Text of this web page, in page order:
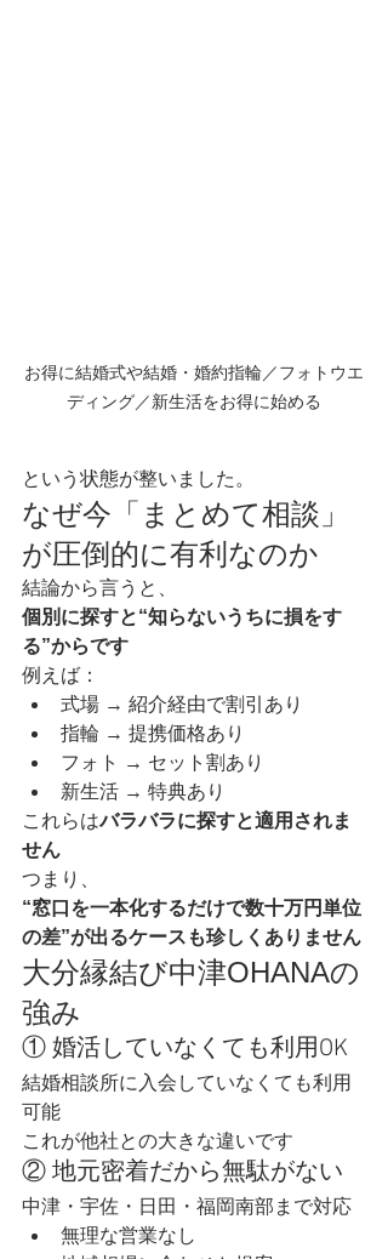
お得に結婚式や結婚・婚約指輪／フォトウエ
ディング／新生活をお得に始める
という状態が整いました。
なぜ今「まとめて相談」
が圧倒的に有利なのか
結論から言うと、
個別に探すと“知らないうちに損をす
る”からです
例えば：
式場 → 紹介経由で割引あり
指輪 → 提携価格あり
フォト → セット割あり
新生活 → 特典あり
これらはバラバラに探すと適用されま
せん
つまり、
“窓口を一本化するだけで数十万円単位
の差”が出るケースも珍しくありません
大分縁結び中津OHANAの
強み
① 婚活していなくても利用OK
結婚相談所に入会していなくても利用
可能
これが他社との大きな違いです
② 地元密着だから無駄がない
中津・宇佐・日田・福岡南部まで対応
無理な営業なし